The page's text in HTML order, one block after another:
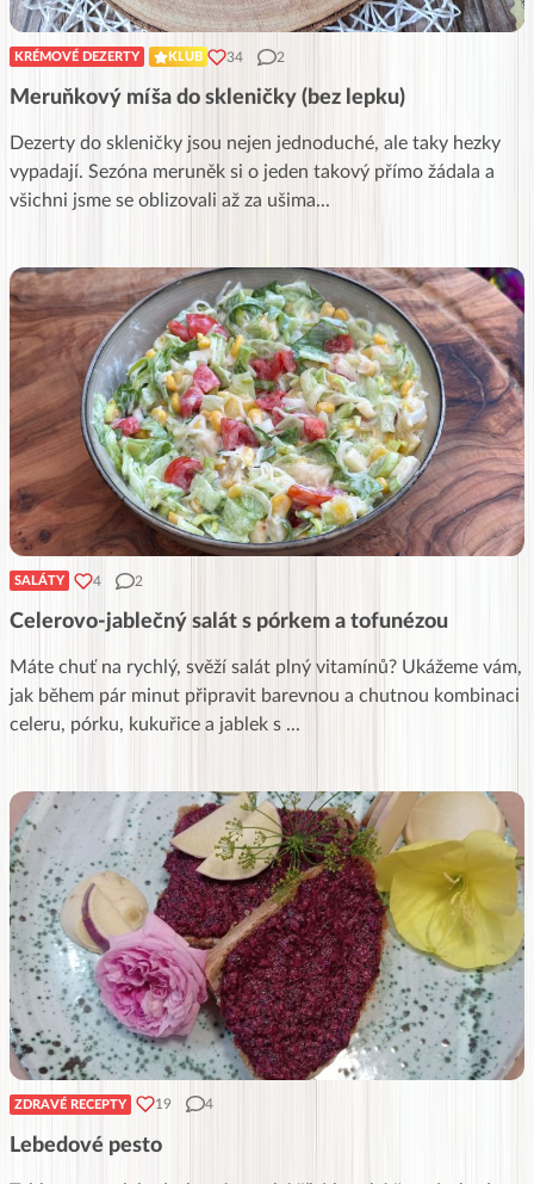
KRÉMOVÉ DEZERTY KLUB 34 2
Meruňkový míša do skleničky (bez lepku)
Dezerty do skleničky jsou nejen jednoduché, ale taky hezky
vypadají. Sezóna meruněk si o jeden takový přímo žádala a
všichni jsme se oblizovali až za ušima...
SALÁTY 4 2
Celerovo-jablečný salát s pórkem a tofunézou
Máte chuť na rychlý, svěží salát plný vitamínů? Ukážeme vám,
jak během pár minut připravit barevnou a chutnou kombinaci
celeru, pórku, kukuřice a jablek s ...
ZDRAVÉ RECEPTY 19 4
Lebedové pesto